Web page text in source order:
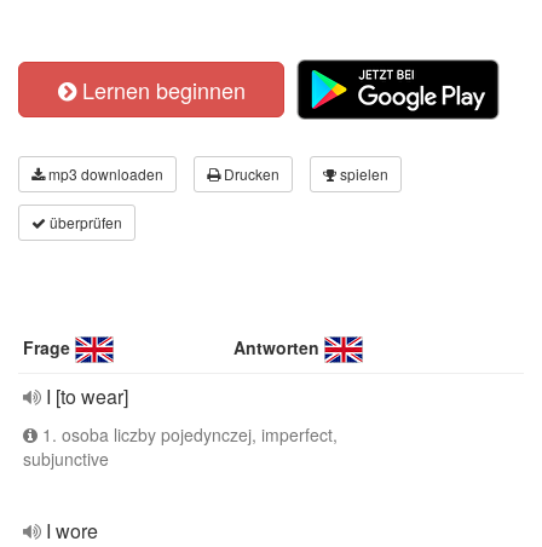
Lernen beginnen
mp3 downloaden Drucken spielen
überprüfen
Frage Antworten
I [to wear]
1. osoba liczby pojedynczej, imperfect,
subjunctive
I wore